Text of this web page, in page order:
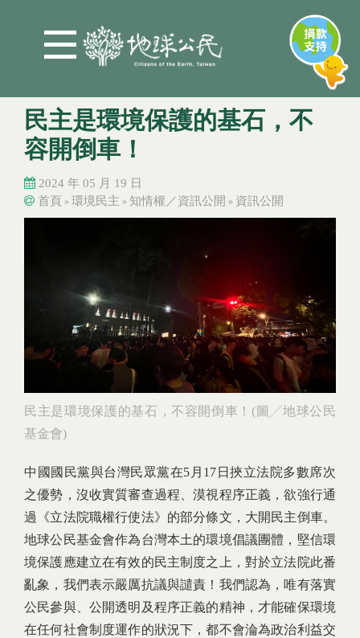
民主是環境保護的基石，不
容開倒車！
2024 年 05 月 19 日
您在這裡
首頁 » 環境民主 » 知情權／資訊公開 » 資訊公開
民主是環境保護的基石，不容開倒車！(圖╱地球公民
基金會)
中國國民黨與台灣民眾黨在5月17日挾立法院多數席次
之優勢，沒收實質審查過程、漠視程序正義，欲強行通
過《立法院職權行使法》的部分條文，大開民主倒車。
地球公民基金會作為台灣本土的環境倡議團體，堅信環
境保護應建立在有效的民主制度之上，對於立法院此番
亂象，我們表示嚴厲抗議與譴責！我們認為，唯有落實
公民參與、公開透明及程序正義的精神，才能確保環境
在任何社會制度運作的狀況下，都不會淪為政治利益交